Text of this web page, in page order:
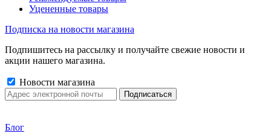
Уцененные товары
Подписка на новости магазина
Подпишитесь на рассылку и получайте свежие новости и
акции нашего магазина.
Новости магазина
Блог